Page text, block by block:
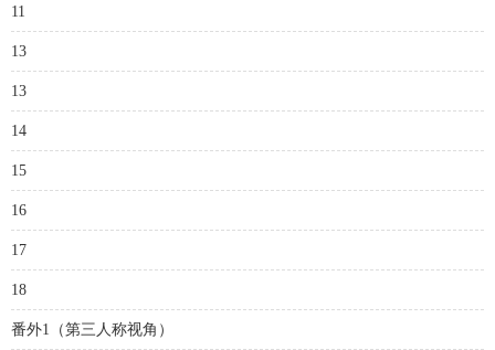
11
13
13
14
15
16
17
18
番外1（第三人称视角）